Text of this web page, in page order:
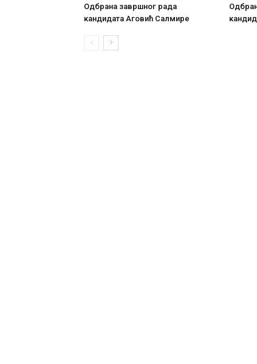
Одбрана завршног рада
кандидата Аговић Салмире